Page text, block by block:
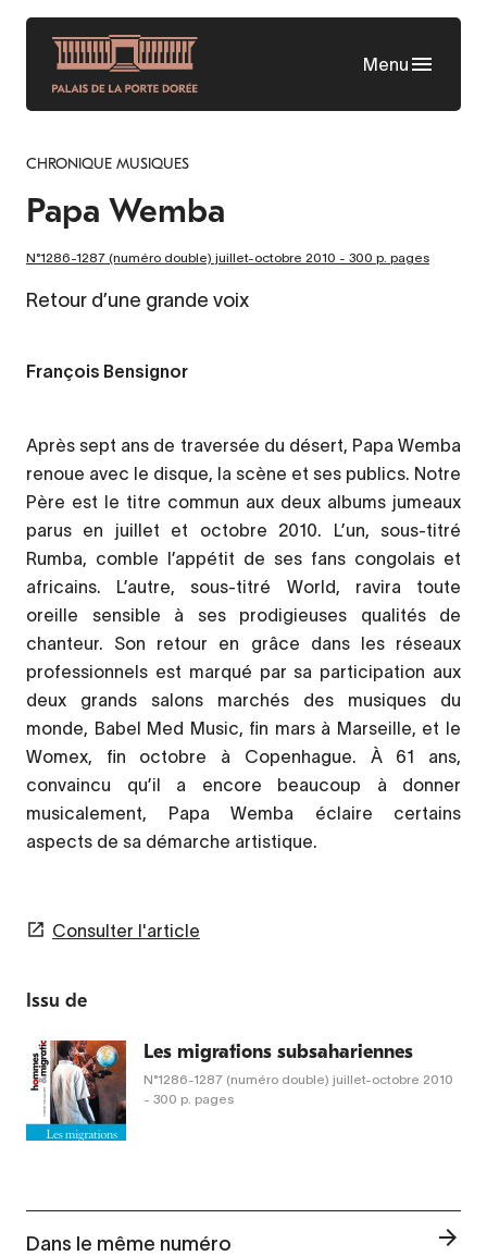
Aller
contenu
principal
Menu
CHRONIQUE MUSIQUES
Papa Wemba
N°1286-1287 (numéro double) juillet-octobre 2010 - 300 p. pages
Retour d’une grande voix
François Bensignor
Après sept ans de traversée du désert, Papa Wemba
renoue avec le disque, la scène et ses publics. Notre
Père est le titre commun aux deux albums jumeaux
parus en juillet et octobre 2010. L’un, sous-titré
Rumba, comble l’appétit de ses fans congolais et
africains. L’autre, sous-titré World, ravira toute
oreille sensible à ses prodigieuses qualités de
chanteur. Son retour en grâce dans les réseaux
professionnels est marqué par sa participation aux
deux grands salons marchés des musiques du
monde, Babel Med Music, fin mars à Marseille, et le
Womex, fin octobre à Copenhague. À 61 ans,
convaincu qu’il a encore beaucoup à donner
musicalement, Papa Wemba éclaire certains
aspects de sa démarche artistique.
Consulter l'article
Issu de
Les migrations subsahariennes
N°1286-1287 (numéro double) juillet-octobre 2010
- 300 p. pages
Dans le même numéro